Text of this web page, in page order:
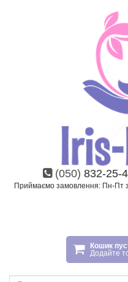
(050) 832-25-
Приймаємо замовлення: Пн-Пт
Кошик
Додайте